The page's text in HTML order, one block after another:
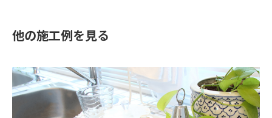
他の施工例を見る